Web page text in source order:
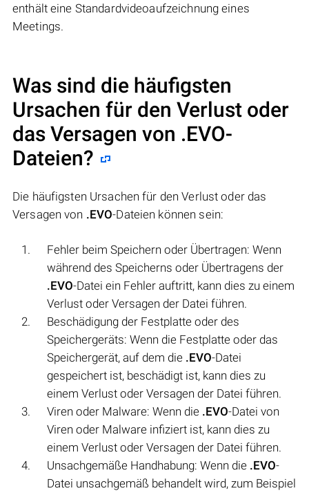
enthält eine Standardvideoaufzeichnung eines
Meetings.
Was sind die häufigsten
Ursachen für den Verlust oder
das Versagen von .EVO-
Dateien?
Die häufigsten Ursachen für den Verlust oder das
Versagen von .EVO-Dateien können sein:
Fehler beim Speichern oder Übertragen: Wenn
während des Speicherns oder Übertragens der
.EVO-Datei ein Fehler auftritt, kann dies zu einem
Verlust oder Versagen der Datei führen.
Beschädigung der Festplatte oder des
Speichergeräts: Wenn die Festplatte oder das
Speichergerät, auf dem die .EVO-Datei
gespeichert ist, beschädigt ist, kann dies zu
einem Verlust oder Versagen der Datei führen.
Viren oder Malware: Wenn die .EVO-Datei von
Viren oder Malware infiziert ist, kann dies zu
einem Verlust oder Versagen der Datei führen.
Unsachgemäße Handhabung: Wenn die .EVO-
Datei unsachgemäß behandelt wird, zum Beispiel